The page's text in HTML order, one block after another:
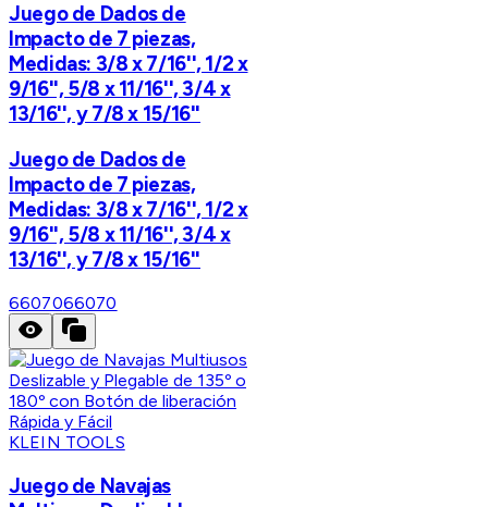
Juego de Dados de
Impacto de 7 piezas,
Medidas: 3/8 x 7/16'', 1/2 x
9/16'', 5/8 x 11/16'', 3/4 x
13/16'', y 7/8 x 15/16''
Juego de Dados de
Impacto de 7 piezas,
Medidas: 3/8 x 7/16'', 1/2 x
9/16'', 5/8 x 11/16'', 3/4 x
13/16'', y 7/8 x 15/16''
6607066070
KLEIN TOOLS
Juego de Navajas